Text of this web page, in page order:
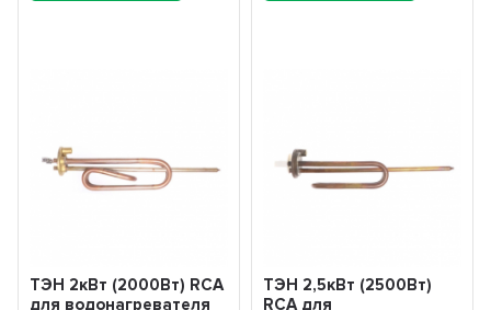
ТЭН 2кВт (2000Вт) RCA
для водонагревателя
ТЭН 2,5кВт (2500Вт)
RCA для